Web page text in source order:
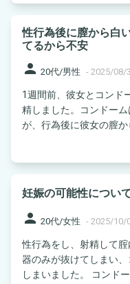
性行為後に膣から白
てるから不安
person 20代/男性 - 2025/08/
1週間前、彼女とコンド
精しました。コンドー
が、行為後に彼女の膣か
妊娠の可能性につい
person 20代/女性 - 2025/10/
性行為をし、射精して
器のみが抜けてしまい
しまいました。 コンドー